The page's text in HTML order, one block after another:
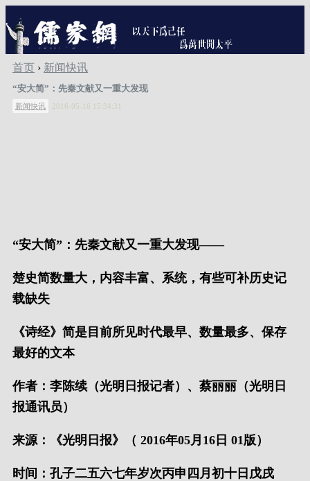
首页 › 新闻快讯
“安大简”：先秦文献又一重大发现
新闻快讯 2016-05-16 15:34:31
“安大简”：先秦文献又一重大发现——
楚史简数量大，内容丰富、系统，有些可补历史记
载缺失
《诗经》简是目前所见时代最早、数量最多、保存
最好的文本
作者：李陈续（光明日报记者）、蔡丽丽（光明日
报通讯员）
来源：《光明日报》（ 2016年05月16日 01版）
时间：孔子二五六七年岁次丙申四月初十日戊戌